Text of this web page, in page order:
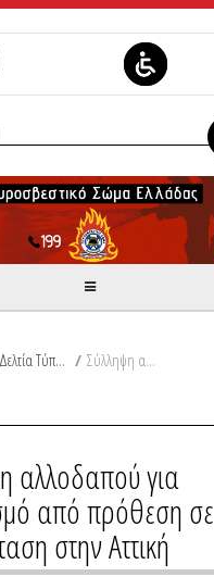
Δελτία Τύπου / Σύλληψη αλλοδαπού για εμπρησμό από πρόθεση σε δασική έκταση στην Αττική
αλλοδαπού για
από πρόθεση σε
στην Αττική